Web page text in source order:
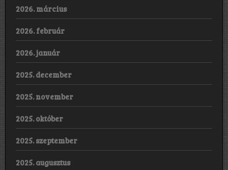
2026. március
2026. február
2026. január
2025. december
2025. november
2025. október
2025. szeptember
2025. augusztus